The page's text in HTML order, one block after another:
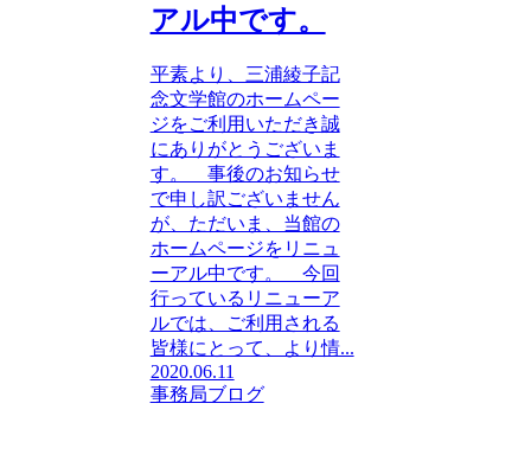
アル中です。
平素より、三浦綾子記
念文学館のホームペー
ジをご利用いただき誠
にありがとうございま
す。 事後のお知らせ
で申し訳ございません
が、ただいま、当館の
ホームページをリニュ
ーアル中です。 今回
行っているリニューア
ルでは、ご利用される
皆様にとって、より情...
2020.06.11
事務局ブログ